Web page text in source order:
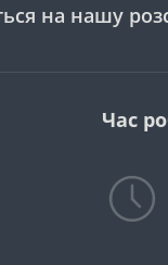
на нашу
Час